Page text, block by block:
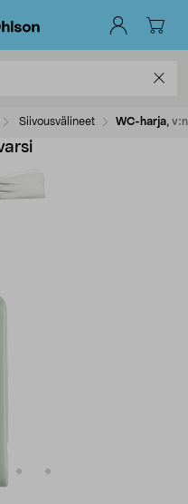
Siivousvälineet WC-harja,